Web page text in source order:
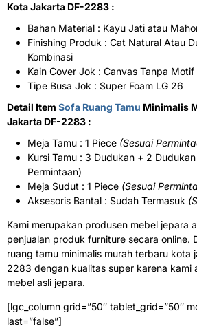
Kota Jakarta DF-2283 :
Bahan Material : Kayu Jati atau
Finishing Produk : Cat Natural Atau
Kombinasi
Kain Cover Jok : Canvas Tanpa Motif
Tipe Busa Jok : Super Foam LG 26
Detail Item Sofa Ruang Tamu Minimalis
Jakarta DF-2283 :
Meja Tamu : 1 Piece (Sesuai
Kursi Tamu : 3 Dudukan + 2
Permintaan)
Meja Sudut : 1 Piece (Sesuai
Aksesoris Bantal : Sudah Termasuk
Kami merupakan produsen mebel jepara
penjualan produk furniture secara online.
ruang tamu minimalis murah terbaru kota
2283 dengan kualitas super karena kami
mebel asli jepara.
[lgc_column grid=”50″ tablet_grid=”50″
last=”false”]